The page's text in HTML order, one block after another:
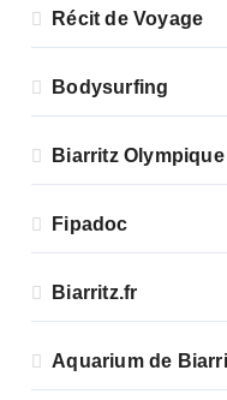
Récit de Voyage
Bodysurfing
Biarritz
Fipadoc
Biarritz.fr
Aquarium de